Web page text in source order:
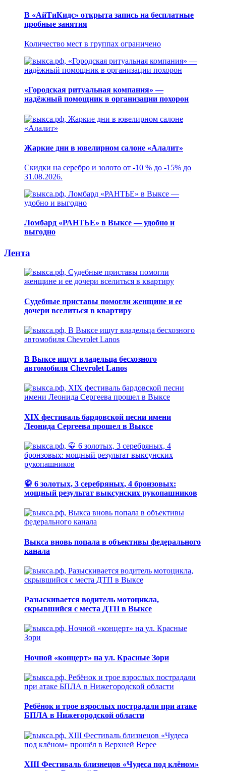
В «АйТиКидс» открыта запись на бесплатные
пробные занятия
Количество мест в группах ограничено
«Городская ритуальная компания» —
надёжный помощник в организации похорон
Жаркие дни в ювелирном салоне «Алалит»
Скидки на серебро и золото от -10 % до -15% до
31.08.2026.
Ломбард «РАНТЬЕ» в Выксе — удобно и
выгодно
Лента
Судебные приставы помогли женщине и ее
дочери вселиться в квартиру
В Выксе ищут владельца бесхозного
автомобиля Chevrolet Lanos
XIX фестиваль бардовской песни имени
Леонида Сергеева прошел в Выксе
🥋 6 золотых, 3 серебряных, 4 бронзовых:
мощный результат выксунских рукопашников
Выкса вновь попала в объективы федерального
канала
Разыскивается водитель мотоцикла,
скрывшийся с места ДТП в Выксе
Ночной «концерт» на ул. Красные Зори
Ребёнок и трое взрослых пострадали при атаке
БПЛА в Нижегородской области
XIII Фестиваль близнецов «Чудеса под клёном»